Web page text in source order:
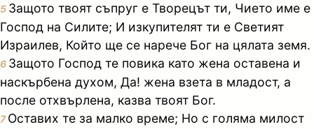
5 Защото твоят съпруг е Творецът ти, Чието име е
Господ на Силите; И изкупителят ти е Светият
Израилев, Който ще се нарече Бог на цялата земя.
6 Защото Господ те повика като жена оставена и
наскърбена духом, Да! жена взета в младост, а
после отхвърлена, казва твоят Бог.
7Оставих те за малко време; Но с голяма милост